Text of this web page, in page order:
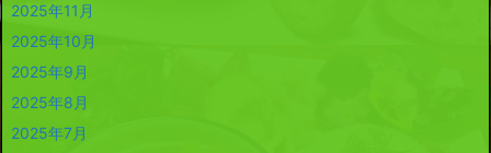
2025年11月
2025年10月
2025年9月
2025年8月
2025年7月